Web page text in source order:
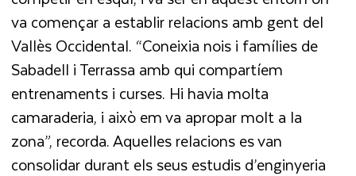
va començar a establir relacions amb gent del
Vallès Occidental. “Coneixia nois i famílies de
Sabadell i Terrassa amb qui compartíem
entrenaments i curses. Hi havia molta
camaraderia, i això em va apropar molt a la
zona”, recorda. Aquelles relacions es van
consolidar durant els seus estudis d’enginyeria